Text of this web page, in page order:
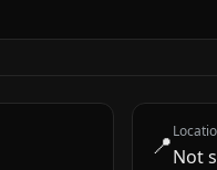
📍Not